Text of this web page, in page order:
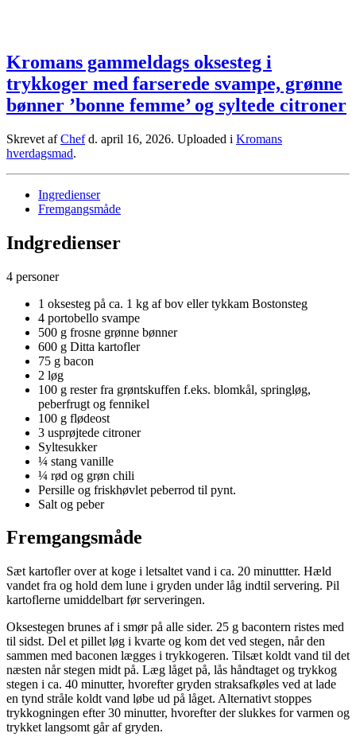
Kromans gammeldags oksesteg i
trykkoger med farserede svampe, grønne
bønner ’bonne femme’ og syltede citroner
Skrevet afChefd. april 16, 2026. Uploaded i Kromans
hverdagsmad.
Ingredienser
Fremgangsmåde
Indgredienser
4 personer
1 oksesteg på ca. 1 kg af bov eller tykkam Bostonsteg
4 portobello svampe
500 g frosne grønne bønner
600 g Ditta kartofler
75 g bacon
2 løg
100 g rester fra grøntskuffen f.eks. blomkål, springløg,
peberfrugt og fennikel
100 g flødeost
3 usprøjtede citroner
Syltesukker
¼ stang vanille
¼ rød og grøn chili
Persille og friskhøvlet peberrod til pynt.
Salt og peber
Fremgangsmåde
Sæt kartofler over at koge i letsaltet vand i ca. 20 minuttter. Hæld
vandet fra og hold dem lune i gryden under låg indtil servering. Pil
kartoflerne umiddelbart før serveringen.
Oksestegen brunes af i smør på alle sider. 25 g bacontern ristes med
til sidst. Del et pillet løg i kvarte og kom det ved stegen, når den
sammen med baconen lægges i trykkogeren. Tilsæt koldt vand til det
næsten når stegen midt på. Læg låget på, lås håndtaget og trykkog
stegen i ca. 40 minutter, hvorefter gryden straksafkøles ved at lade
en tynd stråle koldt vand løbe ud på låget. Alternativt stoppes
trykkogningen efter 30 minutter, hvorefter der slukkes for varmen og
trykket langsomt går af gryden.